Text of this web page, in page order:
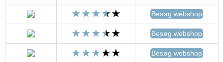
Besøg webshop
Besøg webshop
Besøg webshop